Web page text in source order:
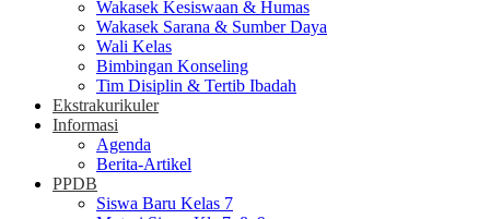
Wakasek Kesiswaan & Humas
Wakasek Sarana & Sumber Daya
Wali Kelas
Bimbingan Konseling
Tim Disiplin & Tertib Ibadah
Ekstrakurikuler
Informasi
Agenda
Berita-Artikel
PPDB
Siswa Baru Kelas 7